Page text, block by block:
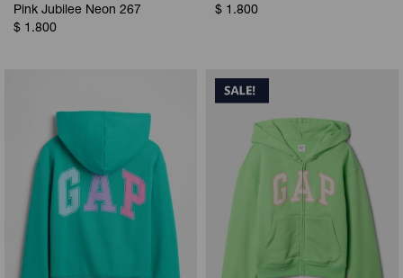
Pink Jubilee Neon 267
$ 1.800
$ 1.800